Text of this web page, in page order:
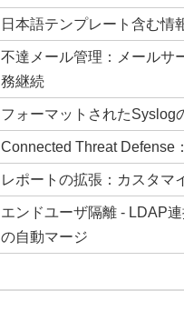
日本語テンプレート含む情
不達メール管理：メールサ
務継続
フォーマットされたSyslog
Connected Threat Defense
レポートの拡張：カスタマ
エンドユーザ隔離 - LDAP
の自動マージ